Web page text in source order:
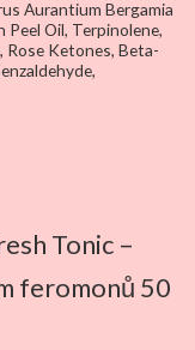
Aurantium Bergamia
Peel Oil, Terpinolene,
Rose Ketones, Beta-
Tonic –
feromonů 50